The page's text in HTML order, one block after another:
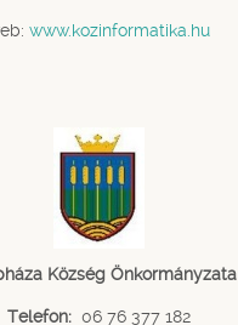
www.kozinformatika.hu
Község Önkormányzata
Telefon: 06 76 377 182